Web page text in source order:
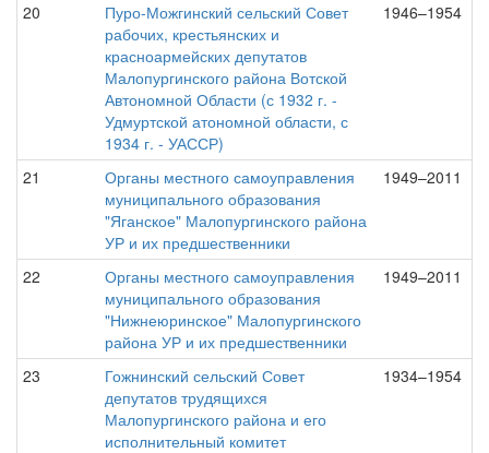
20
Пуро-Можгинский сельский Совет
рабочих, крестьянских и
красноармейских депутатов
Малопургинского района Вотской
Автономной Области (с 1932 г. -
Удмуртской атономной области, с
1934 г. - УАССР)
1946–1954
21
Органы местного самоуправления
муниципального образования
"Яганское" Малопургинского района
УР и их предшественники
1949–2011
22
Органы местного самоуправления
муниципального образования
"Нижнеюринское" Малопургинского
района УР и их предшественники
1949–2011
23
Гожнинский сельский Совет
депутатов трудящихся
Малопургинского района и его
исполнительный комитет
1934–1954